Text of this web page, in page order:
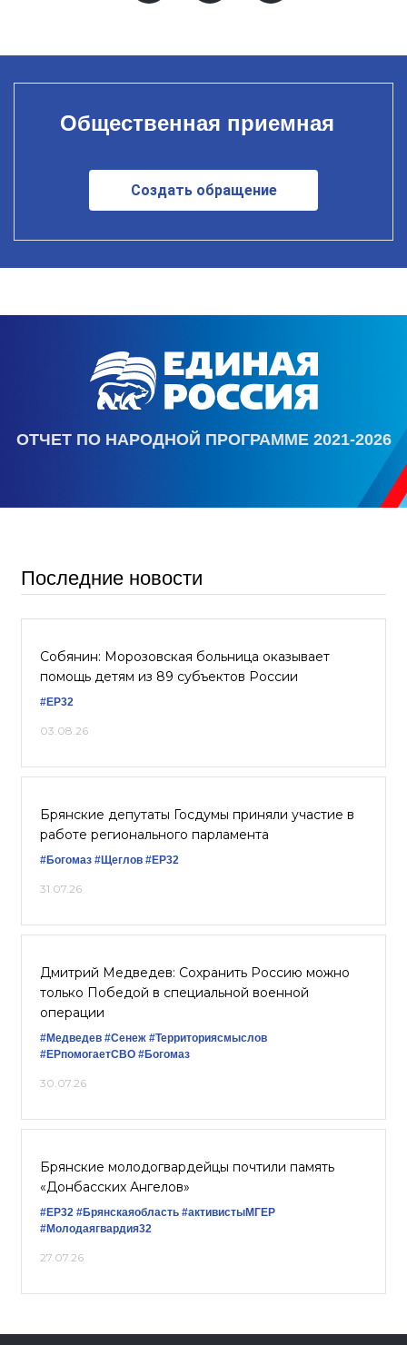
Общественная приемная
Создать обращение
ОТЧЕТ ПО НАРОДНОЙ ПРОГРАММЕ 2021-2026
Последние новости
Собянин: Морозовская больница оказывает
помощь детям из 89 субъектов России
#ЕР32
03.08.26
Брянские депутаты Госдумы приняли участие в
работе регионального парламента
#Богомаз #Щеглов #ЕР32
31.07.26
Дмитрий Медведев: Сохранить Россию можно
только Победой в специальной военной
операции
#Медведев #Сенеж #Территориясмыслов
#ЕРпомогаетСВО #Богомаз
30.07.26
Брянские молодогвардейцы почтили память
«Донбасских Ангелов»
#ЕР32 #Брянскаяобласть #активистыМГЕР
#Молодаягвардия32
27.07.26